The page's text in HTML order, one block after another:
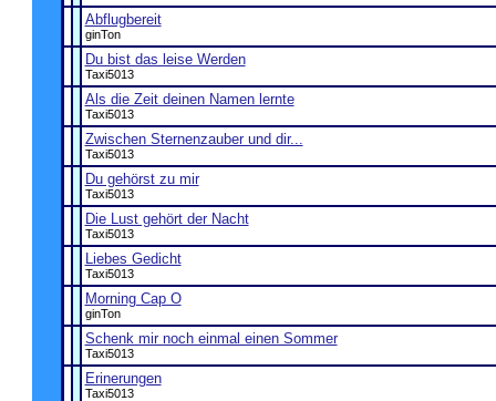
Abflugbereit
ginTon
Du bist das leise Werden
Taxi5013
Als die Zeit deinen Namen lernte
Taxi5013
Zwischen Sternenzauber und dir...
Taxi5013
Du gehörst zu mir
Taxi5013
Die Lust gehört der Nacht
Taxi5013
Liebes Gedicht
Taxi5013
Morning Cap O
ginTon
Schenk mir noch einmal einen Sommer
Taxi5013
Erinerungen
Taxi5013